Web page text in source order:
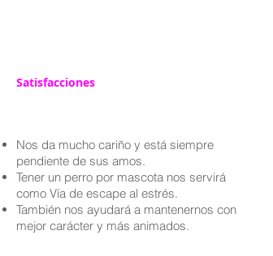
Satisfacciones
Nos da mucho cariño y está siempre
pendiente de sus amos.
Tener un perro por mascota nos servirá
como Vía de escape al estrés.
También nos ayudará a mantenernos con
mejor carácter y más animados.